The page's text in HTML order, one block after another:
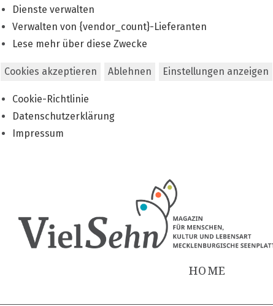
Dienste verwalten
Verwalten von {vendor_count}-Lieferanten
Lese mehr über diese Zwecke
Cookies akzeptieren Ablehnen Einstellungen anzeigen
Cookie-Richtlinie
Datenschutzerklärung
Impressum
HOME